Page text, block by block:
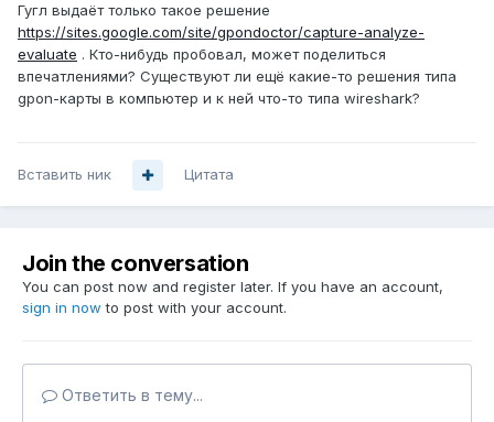
Гугл выдаёт только такое решение
https://sites.google.com/site/gpondoctor/capture-analyze-
evaluate . Кто-нибудь пробовал, может поделиться
впечатлениями? Существуют ли ещё какие-то решения типа
gpon-карты в компьютер и к ней что-то типа wireshark?
Вставить ник Цитата
Join the conversation
You can post now and register later. If you have an account,
sign in now to post with your account.
Ответить в тему...